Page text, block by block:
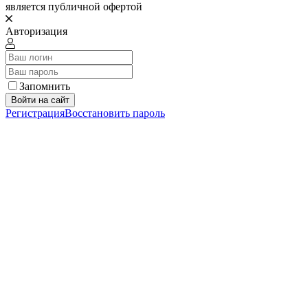
является публичной офертой
Авторизация
Запомнить
Войти на сайт
РегистрацияВосстановить пароль